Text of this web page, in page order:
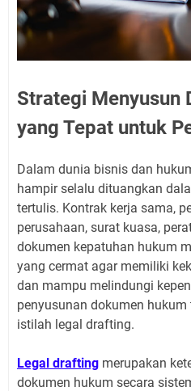
Strategi Menyusun
yang Tepat untuk
Dalam dunia bisnis dan
hampir selalu dituangkan
tertulis. Kontrak kerja sama,
perusahaan, surat kuasa,
dokumen kepatuhan hukum
yang cermat agar memiliki
dan mampu melindungi
penyusunan dokumen
istilah legal drafting.
Legal drafting merupakan
dokumen hukum secara